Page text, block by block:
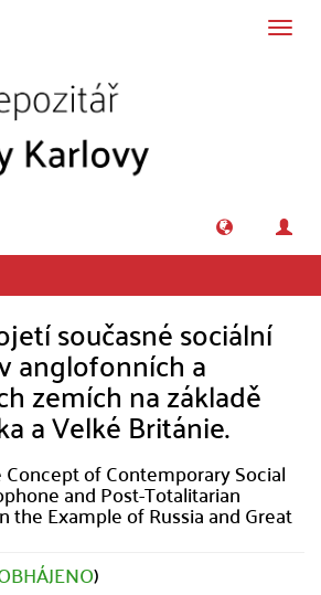
současné sociální
anglofonních a
zemích na základě
a Velké Británie.
of Contemporary Social
and Post-Totalitarian
the Example of Russia and Great
)